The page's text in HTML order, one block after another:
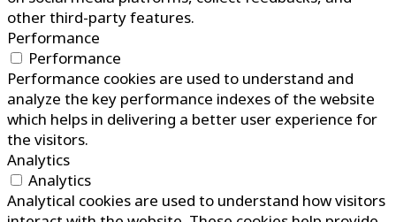
other third-party features.
Performance
Performance
Performance cookies are used to understand and
analyze the key performance indexes of the website
which helps in delivering a better user experience for
the visitors.
Analytics
Analytics
Analytical cookies are used to understand how visitors